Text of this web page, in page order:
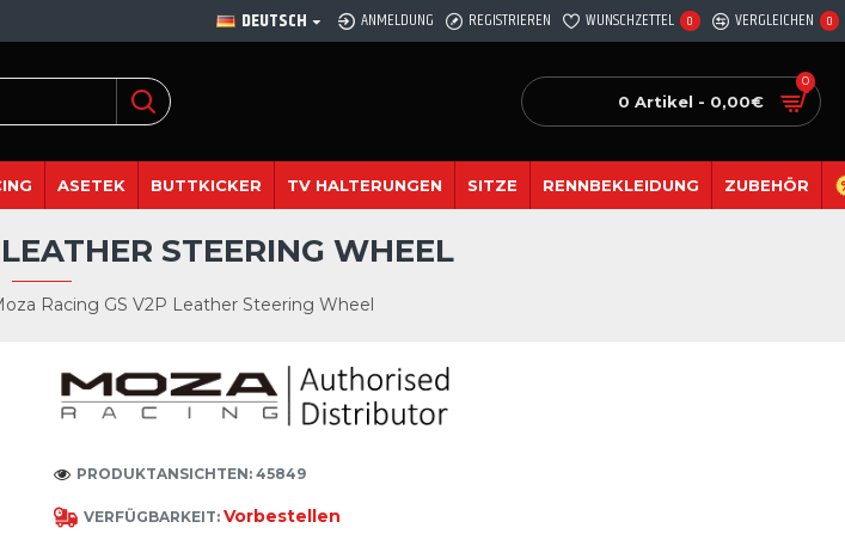
DEUTSCH ANMELDUNG REGISTRIEREN WUNSCHZETTEL 0 VERGLEICHEN 0
0 Artikel - 0,00€
0
ASETEK BUTTKICKER TV HALTERUNGEN SITZE RENNBEKLEIDUNG ZUBEHÖR
Racing GS V2P Leather Steering Wheel
STEERING WHEEL
VERFÜGBARKEIT: Vorbestellen
PRODUKTANSICHTEN: 45849